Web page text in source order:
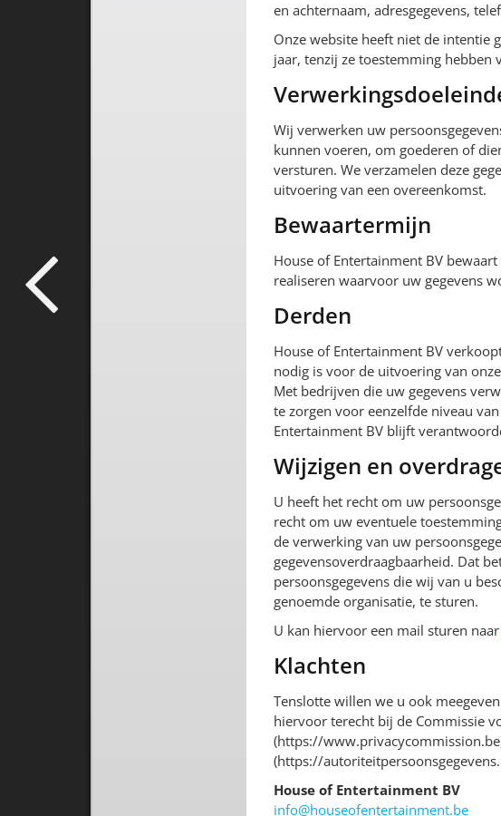
en achternaam, adresgegevens,
Onze website heeft niet de intentie
jaar, tenzij ze toestemming hebben
Wij verwerken uw
kunnen voeren, om goederen of
versturen. We verzamelen deze
uitvoering van een overeenkomst.
Bewaartermijn
House of Entertainment BV
realiseren waarvoor uw gegevens
Derden
House of Entertainment BV
nodig is voor de uitvoering van
Met bedrijven die uw gegevens
te zorgen voor eenzelfde niveau
Entertainment BV blijft
Wijzigen en
U heeft het recht om uw
recht om uw eventuele
de verwerking van uw
gegevensoverdraagbaarheid. Dat
persoonsgegevens die wij van u
genoemde organisatie, te sturen.
U kan hiervoor een mail sturen naar
Klachten
Tenslotte willen we u ook
hiervoor terecht bij de Commissie
(https://
(https://
House of Entertainment BV
info@houseofentertainment.be